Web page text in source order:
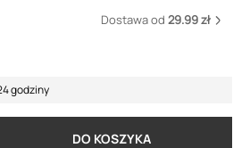
Dostawa od 29.99 zł
godziny
DO KOSZYKA